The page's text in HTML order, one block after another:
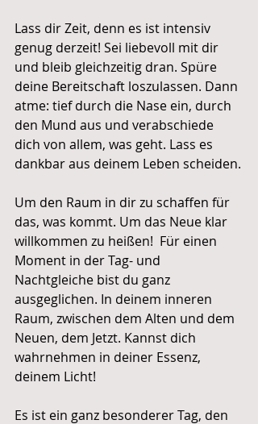
Lass dir Zeit, denn es ist intensiv
genug derzeit! Sei liebevoll mit dir
und bleib gleichzeitig dran. Spüre
deine Bereitschaft loszulassen. Dann
atme: tief durch die Nase ein, durch
den Mund aus und verabschiede
dich von allem, was geht. Lass es
dankbar aus deinem Leben scheiden.
Um den Raum in dir zu schaffen für
das, was kommt. Um das Neue klar
willkommen zu heißen!  Für einen
Moment in der Tag- und
Nachtgleiche bist du ganz
ausgeglichen. In deinem inneren
Raum, zwischen dem Alten und dem
Neuen, dem Jetzt. Kannst dich
wahrnehmen in deiner Essenz,
deinem Licht!
Es ist ein ganz besonderer Tag, den